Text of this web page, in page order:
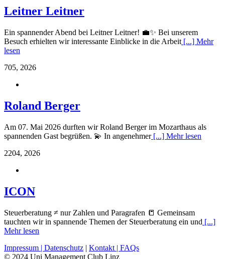
Leitner Leitner
Ein spannender Abend bei Leitner Leitner! 💼✨ Bei unserem
Besuch erhielten wir interessante Einblicke in die Arbeit [...] Mehr
lesen
705, 2026
Roland Berger
Am 07. Mai 2026 durften wir Roland Berger im Mozarthaus als
spannenden Gast begrüßen. 💫 In angenehmer[...] Mehr lesen
2204, 2026
ICON
Steuerberatung ≠ nur Zahlen und Paragrafen 📒 Gemeinsam
tauchten wir in spannende Themen der Steuerberatung ein und [...]
Mehr lesen
Impressum | Datenschutz | Kontakt | FAQs
© 2024 Uni Management Club Linz